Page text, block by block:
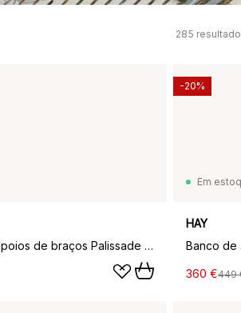
285
Banco com apoios de braços Palissade Dining, Olive
Em
HAY
360 €449
-20%